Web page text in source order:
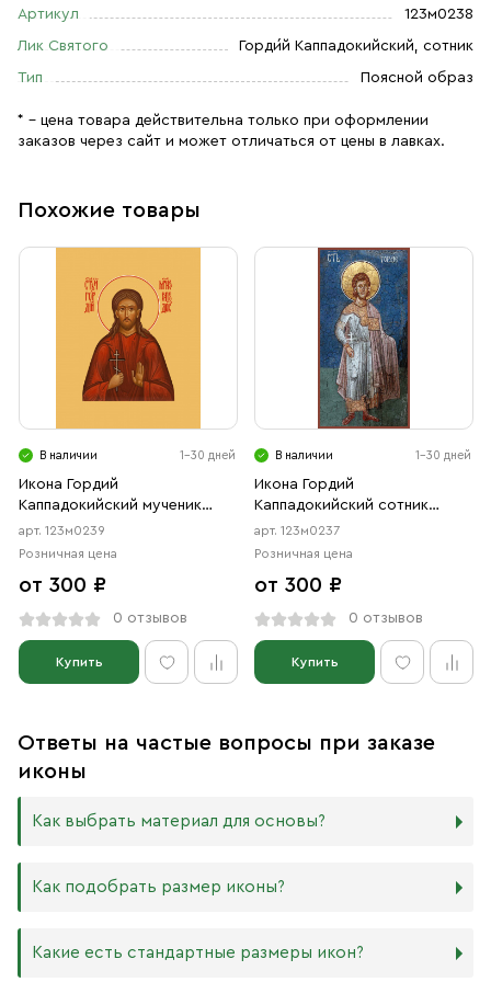
Артикул 123м0238
Лик Святого Горди́й Каппадокийский, сотник
Тип Поясной образ
* – цена товара действительна только при оформлении
заказов через сайт и может отличаться от цены в лавках.
Похожие товары
В наличии 1-30 дней
Икона Гордий
Каппадокийский мученик
сотник (АРТ.м0239)
арт. 123м0239
Розничная цена
от 300 ₽
0 отзывов
Купить
В наличии 1-30 дней
Икона Гордий
Каппадокийский сотник
мученик (АРТ.м0237)
арт. 123м0237
Розничная цена
от 300 ₽
0 отзывов
Купить
Ответы на частые вопросы при заказе
иконы
Как выбрать материал для основы?
Мы изготавливаем иконы на трёх разных видах досок:
МДФ. Ламинированная древесно-стружечная плита —
Как подобрать размер иконы?
Никаких строгих правил по тому, какого размера
Какие есть стандартные размеры икон?